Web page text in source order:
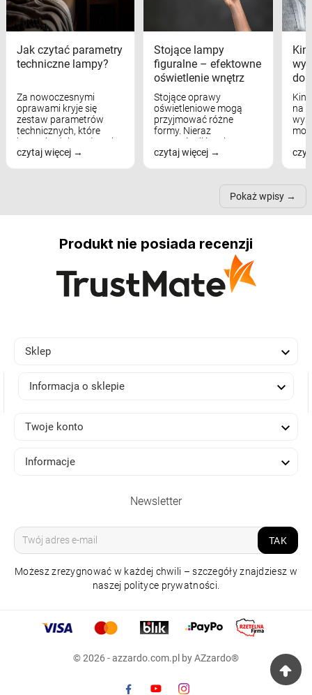
Jak czytać parametry
techniczne lampy?
Za nowoczesnymi
oprawami kryje się
zestaw parametrów
technicznych, które
bezpośrednio wpływają
na komfort widzenia,
czytaj więcej
Stojące lampy
figuralne – efektowne
oświetlenie wnętrz
Stojące oprawy
oświetleniowe mogą
przyjmować różne
formy. Nieraz
wspominaliśmy już
modele na łukowych
nich może przydać się w
czytaj więcej
na
Pokaż wpisy
Produkt nie posiada recenzji
LAMPA SZYNOWA
JERRY TRACK 1LINE
Sklep 
Informacja o sklepie 
Twoje konto 
Informacje 
Newsletter
TAK
Możesz zrezygnować w każdej chwili – szczegóły znajdziesz w
naszej polityce prywatności.
© 2026 - azzardo.com.pl by AZzardo®